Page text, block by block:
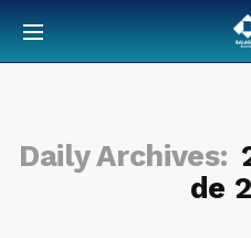
Daily Archives:
de